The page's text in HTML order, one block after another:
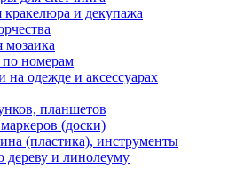
и декупажа
мозаика
номерам
на одежде и аксессуарах
планшетов
(доски)
(пластика), инструменты
и линолеуму